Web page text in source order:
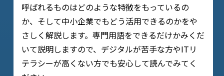
呼ばれるものはどのような特徴をもっているの
か、そして中小企業でもどう活用できるのかをや
さしく解説します。専門用語をできるだけかみくだ
いて説明しますので、デジタルが苦手な方やITリ
テラシーが高くない方でも安心して読んでみてく